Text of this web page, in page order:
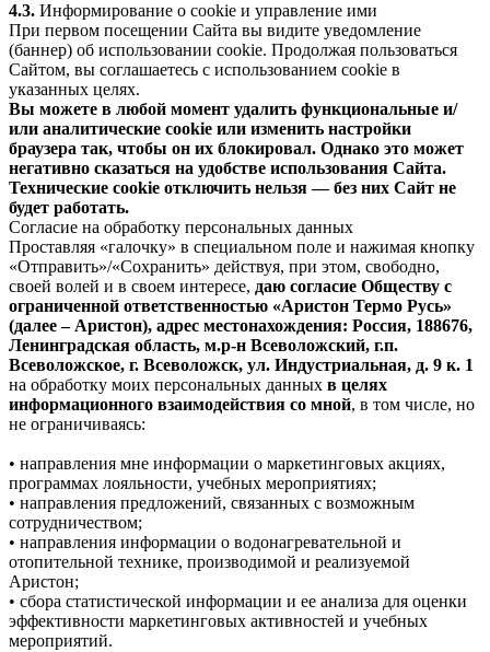
4.3. Информирование о cookie и управление ими
При первом посещении Сайта вы видите уведомление
(баннер) об использовании cookie. Продолжая пользоваться
Сайтом, вы соглашаетесь с использованием cookie в
указанных целях.
Вы можете в любой момент удалить функциональные и/
или аналитические cookie или изменить настройки
браузера так, чтобы он их блокировал. Однако это может
негативно сказаться на удобстве использования Сайта.
Технические cookie отключить нельзя — без них Сайт не
будет работать.
Согласие на обработку персональных данных
Проставляя «галочку» в специальном поле и нажимая кнопку
«Отправить»/«Сохранить» действуя, при этом, свободно,
своей волей и в своем интересе, даю согласие Обществу с
ограниченной ответственностью «Аристон Термо Русь»
(далее – Аристон), адрес местонахождения: Россия, 188676,
Ленинградская область, м.р-н Всеволожский, г.п.
Всеволожское, г. Всеволожск, ул. Индустриальная, д. 9 к. 1
на обработку моих персональных данных в целях
информационного взаимодействия со мной, в том числе, но
не ограничиваясь:
• направления мне информации о маркетинговых акциях,
программах лояльности, учебных мероприятиях;
• направления предложений, связанных с возможным
сотрудничеством;
• направления информации о водонагревательной и
отопительной технике, производимой и реализуемой
Аристон;
• сбора статистической информации и ее анализа для оценки
эффективности маркетинговых активностей и учебных
мероприятий.